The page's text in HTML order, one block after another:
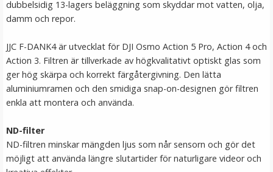
dubbelsidig 13-lagers beläggning som skyddar mot vatten, olja,
damm och repor.
JJC F-DANK4 är utvecklat för DJI Osmo Action 5 Pro, Action 4 och
Action 3. Filtren är tillverkade av högkvalitativt optiskt glas som
ger hög skärpa och korrekt färgåtergivning. Den lätta
aluminiumramen och den smidiga snap-on-designen gör filtren
enkla att montera och använda.
ND-filter
ND-filtren minskar mängden ljus som når sensorn och gör det
möjligt att använda längre slutartider för naturligare videor och